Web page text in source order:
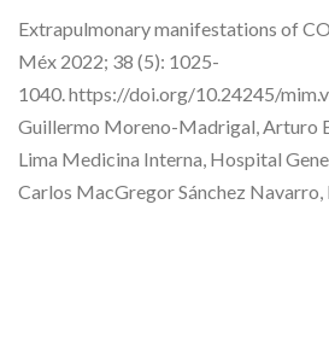
Extrapulmonary manifestations of
Méx 2022; 38 (5): 1025-
1040. https://doi.org/10.24245/
Guillermo Moreno-Madrigal, Arturo
Lima Medicina Interna, Hospital
Carlos MacGregor Sánchez